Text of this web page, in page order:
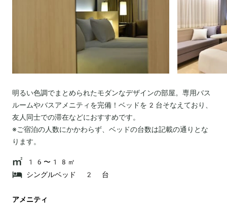
明るい色調でまとめられたモダンなデザインの部屋。専用バス
ルームやバスアメニティを完備！ベッドを2台そなえており、
友人同士での滞在などにおすすめです。
※ご宿泊の人数にかかわらず、ベッドの台数は記載の通りとな
ります。
16〜18㎡
シングルベッド 2 台
アメニティ